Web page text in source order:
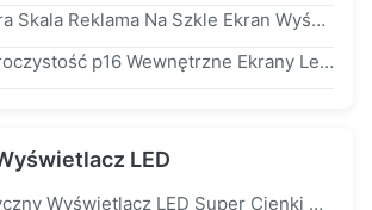
16-Bitowa Szara Skala Reklama Na Szkle Ekran Wyświetlacza LED Wysoka Przejrzystość Tylna Obsługa
Wysoka Przezroczystość p16 Wewnętrzne Ekrany Ledowe 5500 Nits Jasność SMD
LED
Reklama Elastyczny Wyświetlacz LED Super Cienki Bez Szafy O Dużej Elastyczności